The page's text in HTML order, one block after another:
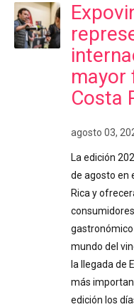
mayor
Costa
agosto 03,
La edición
de agosto en
Rica y
gastronómico
mundo del
la llegada de
más
edición los